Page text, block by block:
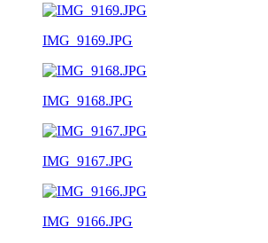
IMG_9169.JPG
IMG_9168.JPG
IMG_9167.JPG
IMG_9166.JPG